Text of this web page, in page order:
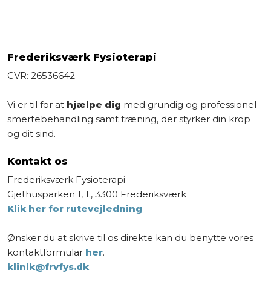
Frederiksværk Fysioterapi
CVR: 26536642
Vi er til for at hjælpe dig med grundig og professionel
smertebehandling samt træning, der styrker din krop
og dit sind.
Kontakt os
​Frederiksværk Fysioterapi
Gjethusparken 1, 1., 3300 Frederiksværk
Klik her for rutevejledning
Ønsker du at skrive til os direkte kan du benytte vores
kontaktformular her.
klinik@frvfys.dk